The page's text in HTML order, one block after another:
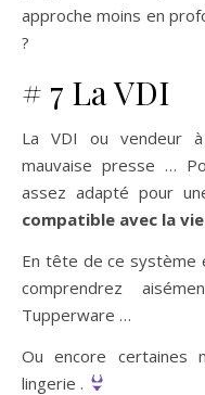
approche moins en
?
# 7 La VDI
La VDI ou vendeur
mauvaise presse …
assez adapté pour
compatible avec la
En tête de ce système
comprendrez
Tupperware …
Ou encore certaines
lingerie .